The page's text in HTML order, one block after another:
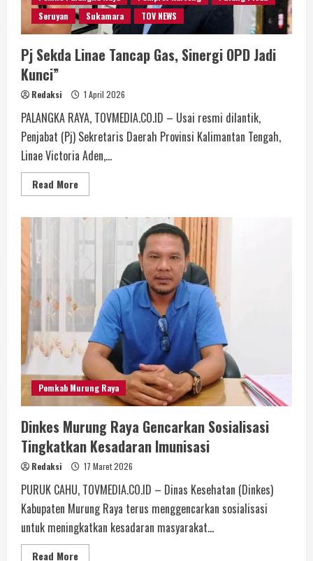
Seruyan
Sukamara TOV NEWS
Pj Sekda Linae Tancap Gas, Sinergi OPD Jadi
Kunci”
Redaksi 1 April 2026
PALANGKA RAYA, TOVMEDIA.CO.ID – Usai resmi dilantik,
Penjabat (Pj) Sekretaris Daerah Provinsi Kalimantan Tengah,
Linae Victoria Aden,...
Read More
Pemkab Murung Raya
Dinkes Murung Raya Gencarkan Sosialisasi
Tingkatkan Kesadaran Imunisasi
Redaksi 17 Maret 2026
PURUK CAHU, TOVMEDIA.CO.ID – Dinas Kesehatan (Dinkes)
Kabupaten Murung Raya terus menggencarkan sosialisasi
untuk meningkatkan kesadaran masyarakat...
Read More